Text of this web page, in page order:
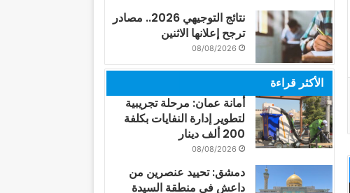
نتائج التوجيهي 2026.. مصادر
ترجح إعلانها الاثنين
08/08/2026
الأكثر قراءة
أمانة عمان: مرحلة تجريبية
لتطوير إدارة النفايات بكلفة
200 ألف دينار
08/08/2026
دمشق: تحييد عنصرين من
داعش في منطقة السيدة